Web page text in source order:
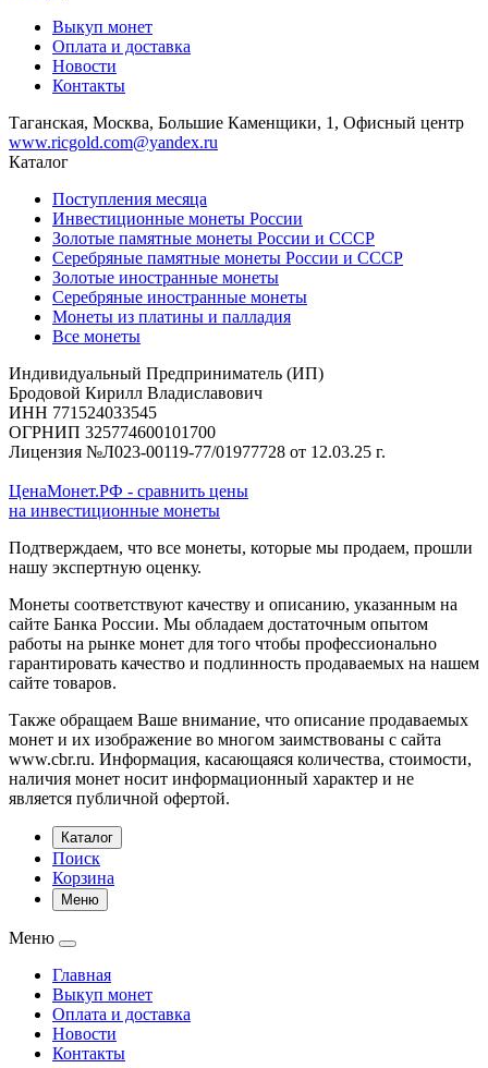
Выкуп монет
Оплата и доставка
Новости
Контакты
Таганская, Москва, Большие Каменщики, 1, Офисный центр
www.ricgold.com@yandex.ru
Каталог
Поступления месяца
Инвестиционные монеты России
Золотые памятные монеты России и СССР
Серебряные памятные монеты России и СССР
Золотые иностранные монеты
Серебряные иностранные монеты
Монеты из платины и палладия
Все монеты
Индивидуальный Предприниматель (ИП)
Бродовой Кирилл Владиславович
ИНН 771524033545
ОГРНИП 325774600101700
Лицензия №Л023-00119-77/01977728 от 12.03.25 г.
ЦенаМонет.РФ - сравнить цены
на инвестиционные монеты
Подтверждаем, что все монеты, которые мы продаем, прошли
нашу экспертную оценку.
Монеты соответствуют качеству и описанию, указанным на
сайте Банка России. Мы обладаем достаточным опытом
работы на рынке монет для того чтобы профессионально
гарантировать качество и подлинность продаваемых на нашем
сайте товаров.
Также обращаем Ваше внимание, что описание продаваемых
монет и их изображение во многом заимствованы с сайта
www.cbr.ru. Информация, касающаяся количества, стоимости,
наличия монет носит информационный характер и не
является публичной офертой.
Каталог
Поиск
Корзина
Меню
Меню
Главная
Выкуп монет
Оплата и доставка
Новости
Контакты